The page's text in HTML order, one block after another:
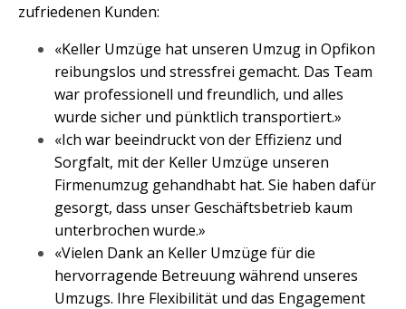
zufriedenen Kunden:
«Keller Umzüge hat unseren Umzug in Opfikon
reibungslos und stressfrei gemacht. Das Team
war professionell und freundlich, und alles
wurde sicher und pünktlich transportiert.»
«Ich war beeindruckt von der Effizienz und
Sorgfalt, mit der Keller Umzüge unseren
Firmenumzug gehandhabt hat. Sie haben dafür
gesorgt, dass unser Geschäftsbetrieb kaum
unterbrochen wurde.»
«Vielen Dank an Keller Umzüge für die
hervorragende Betreuung während unseres
Umzugs. Ihre Flexibilität und das Engagement